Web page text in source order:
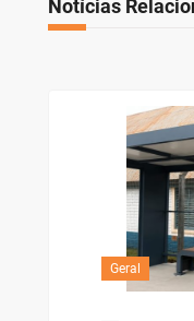
Notícias
Geral